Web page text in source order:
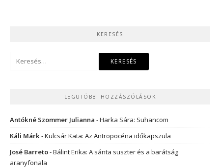
KERESÉS
LEGUTÓBBI HOZZÁSZÓLÁSOK
Antókné Szommer Julianna -Harka Sára: Suhancom
Káli Márk-Kulcsár Kata: Az Antropocéna időkapszula
José Barreto-Bálint Erika: A sánta suszter és a barátság
aranyfonala